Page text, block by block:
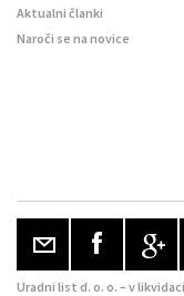
Aktualni članki
Naroči se na novice
Uradni list d. o. o. – v